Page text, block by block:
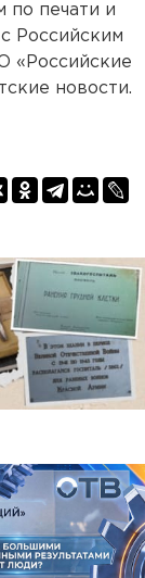
по печати и
Российским
«Российские
новости.